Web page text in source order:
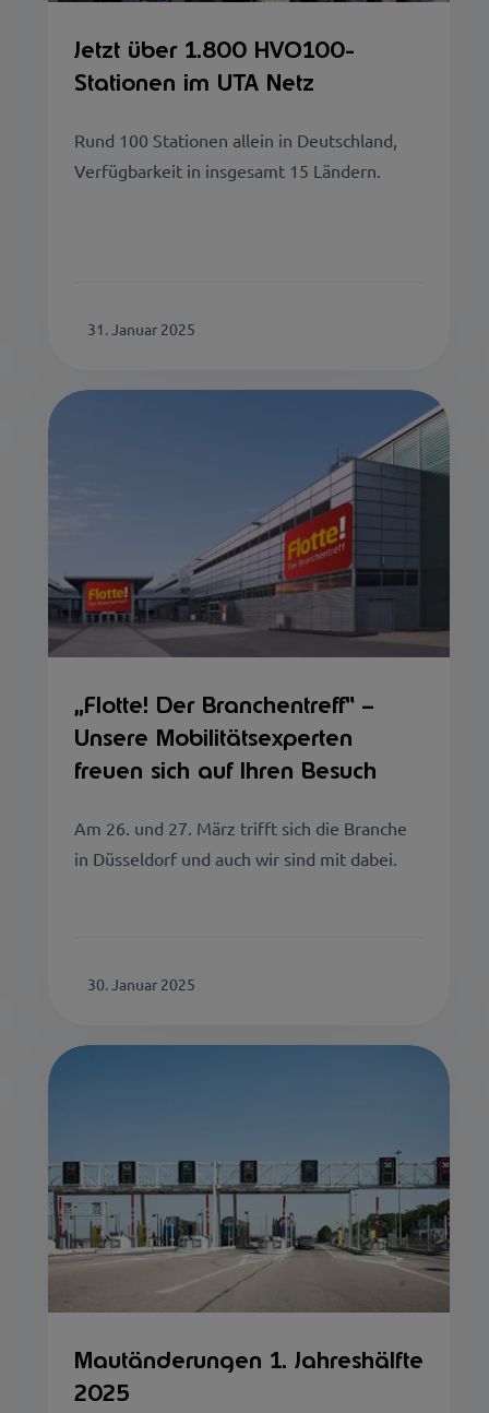
Jetzt über 1.800 HVO100-
Stationen im UTA Netz
Rund 100 Stationen allein in Deutschland,
Verfügbarkeit in insgesamt 15 Ländern.
31. Januar 2025
„Flotte! Der Branchentreff“ –
Unsere Mobilitätsexperten
freuen sich auf Ihren Besuch
Am 26. und 27. März trifft sich die Branche
in Düsseldorf und auch wir sind mit dabei.
30. Januar 2025
Mautänderungen 1. Jahreshälfte
2025